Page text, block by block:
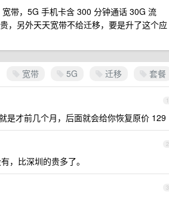
带，5G 手机卡含 300 分钟通话 30G 流
，另外天天宽带不给迁移，要是升了这个应
宽带 5G 迁移 套餐
1
是才前几个月，后面就会给你恢复原价 129
2
，比深圳的贵多了。
3